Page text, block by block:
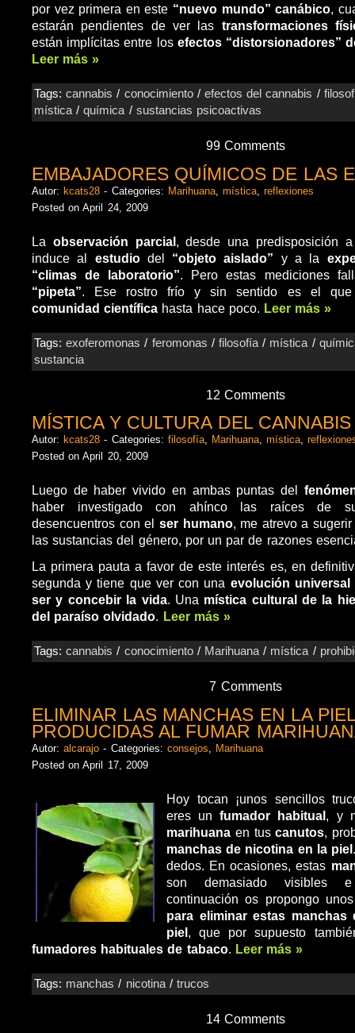
por vez primera en este “nuevo mundo” canábico,
estarán pendientes de ver las transformaciones
están implícitas entre los efectos “distorsionadores”
Leer más »
Tags:cannabis / conocimiento/efectos del cannabis /
mística /química / sustancias psicoactivas
99 Comments
EMBAJADORES QUÍMICOS DE LAS
Autor:kcats28 - Categories: Marihuana,mística ,reflexiones
Posted on April 24, 2009
La observación parcial, desde una predisposición
induce al estudiodel “objeto aislado” y a la
“climas de laboratorio” . Pero estas mediciones
“pipeta” . Ese rostro frío y sin sentido es el
comunidad científica hasta hace poco. Leer más »
Tags:exoferomonas / feromonas /filosofía / mística /
sustancia
12 Comments
MÍSTICA Y CULTURA DEL CANNABIS
Autor: kcats28 - Categories: filosofía, Marihuana,mística,
Posted on April 20, 2009
Luego de haber vivido en ambas puntas del
haber investigado con ahínco las raíces de
desencuentros con el ser humano, me atrevo a
las sustancias del género, por un par de razones
La primera pauta a favor de este interés es, en
segunda y tiene que ver con una evolución
ser y concebir la vida. Una mística cultural de la
del paraíso olvidado. Leer más »
Tags:cannabis / conocimiento/ Marihuana/ mística/
7 Comments
ELIMINAR LAS MANCHAS EN LA
PRODUCIDAS AL FUMAR
Autor:alcarajo - Categories: consejos, Marihuana
Posted on April 17, 2009
Hoy tocan ¡unos sencillos
eres unfumador habitual, y
marihuana en tuscanutos,
manchas de nicotina en la piel
dedos. En ocasiones, estas
son demasiado visibles
continuación os propongo
para eliminar estas
piel, que por supuesto
fumadores habituales de tabaco. Leer más »
Tags: manchas / nicotina/trucos
14 Comments